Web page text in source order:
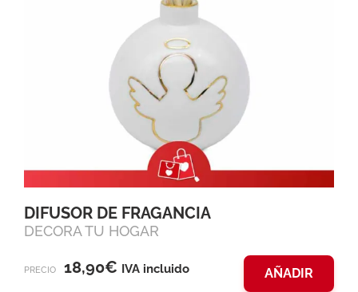
DIFUSOR DE FRAGANCIA
DECORA TU HOGAR
PRECIO 18,90€ IVA incluido AÑADIR